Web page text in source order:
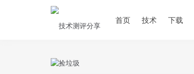
首页 技术 下载